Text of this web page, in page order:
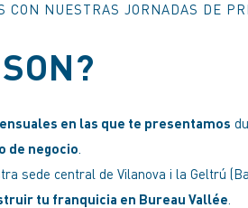
CON NUESTRAS JORNADAS DE
en las que te presentamos
de negocio
sede central de Vilanova i la Geltrú
tu franquicia en Bureau Vallée